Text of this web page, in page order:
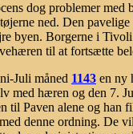
dog problemer
ned. Den
byen. Borgerne i
til at fortsætte
Juli måned 1143 en ny
med hæren og den 7.
til Paven alene og
denne ordning. De